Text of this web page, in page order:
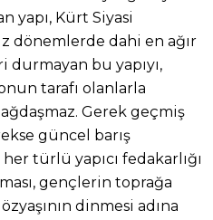
yapı, Kürt Siyasi
dönemlerde dahi en ağır
bu yapıyı,
tarafı olanlarla
Gerek geçmiş
güncel barış
türlü yapıcı fedakarlığı
gençlerin toprağa
dinmesi adına